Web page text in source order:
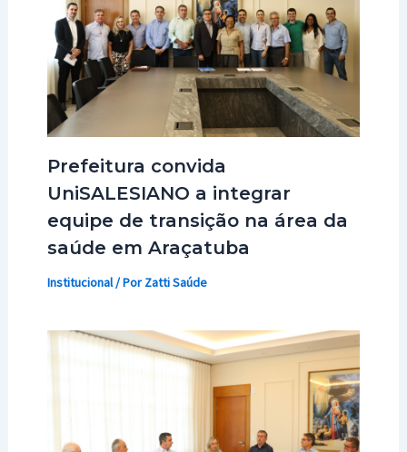
Prefeitura convida
UniSALESIANO a integrar
equipe de transição na área da
saúde em Araçatuba
Institucional/ PorZatti Saúde